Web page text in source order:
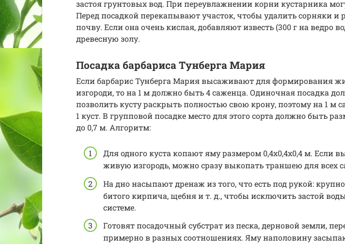
застоя грунтовых вод. При переувлажнении корни кустарника
Перед посадкой перекапывают участок, чтобы удалить сорняки и
почву. Если она очень кислая, добавляют известь (300 г на ведро
древесную золу.
Посадка барбариса Тунберга Мария
Если барбарис Тунберга Мария высаживают для формирования
изгороди, то на 1 м должно быть 4 саженца. Одиночная посадка
позволить кусту раскрыть полностью свою крону, поэтому на 1 м
1 куст. В групповой посадке место для этого сорта должно быть
до 0,7 м. Алгоритм:
Для одного куста копают яму размером 0,4х0,4х0,4 м. Если
живую изгородь, можно сразу выкопать траншею для всех
На дно насыпают дренаж из того, что есть под рукой:
битого кирпича, щебня и т. д., чтобы исключить застой
системе.
Готовят посадочный субстрат из песка, дерновой земли,
примерно в разных соотношениях. Яму наполовину